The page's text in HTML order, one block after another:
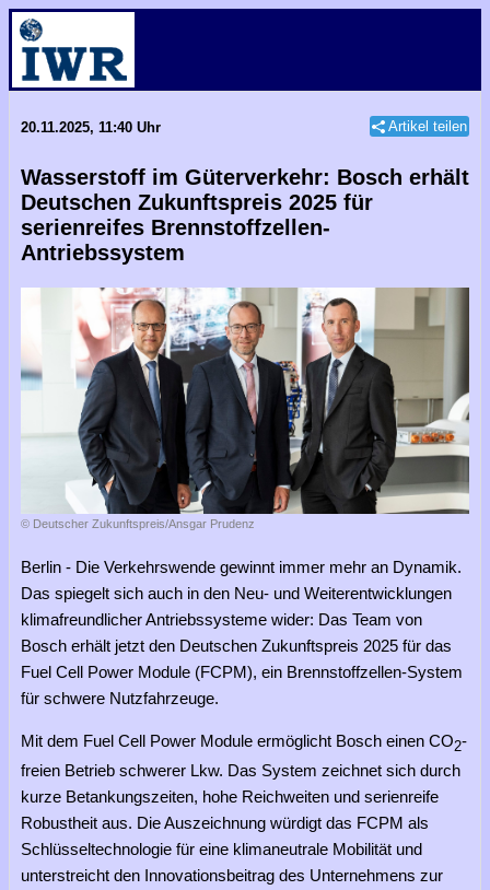
20.11.2025, 11:40 Uhr Artikel teilen
Wasserstoff im Güterverkehr: Bosch erhält
Deutschen Zukunftspreis 2025 für
serienreifes Brennstoffzellen-
Antriebssystem
© Deutscher Zukunftspreis/Ansgar Prudenz
Berlin - Die Verkehrswende gewinnt immer mehr an Dynamik.
Das spiegelt sich auch in den Neu- und Weiterentwicklungen
klimafreundlicher Antriebssysteme wider: Das Team von
Bosch erhält jetzt den Deutschen Zukunftspreis 2025 für das
Fuel Cell Power Module (FCPM), ein Brennstoffzellen-System
für schwere Nutzfahrzeuge.
Mit dem Fuel Cell Power Module ermöglicht Bosch einen CO2-
freien Betrieb schwerer Lkw. Das System zeichnet sich durch
kurze Betankungszeiten, hohe Reichweiten und serienreife
Robustheit aus. Die Auszeichnung würdigt das FCPM als
Schlüsseltechnologie für eine klimaneutrale Mobilität und
unterstreicht den Innovationsbeitrag des Unternehmens zur